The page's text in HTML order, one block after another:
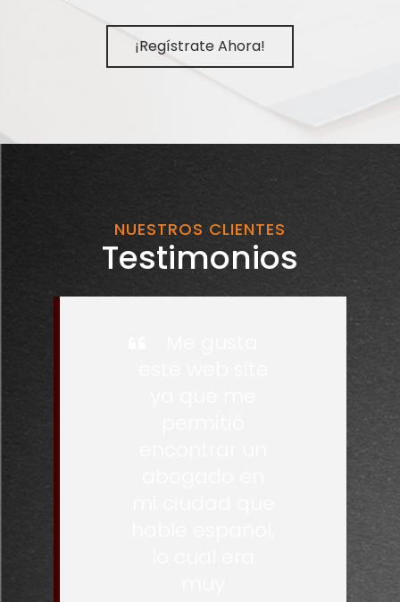
¡Regístrate Ahora!
NUESTROS CLIENTES
Testimonios